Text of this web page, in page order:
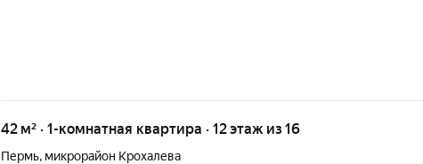
42 м² · 1-комнатная квартира · 12 этаж из 16
Пермь, микрорайон Крохалева